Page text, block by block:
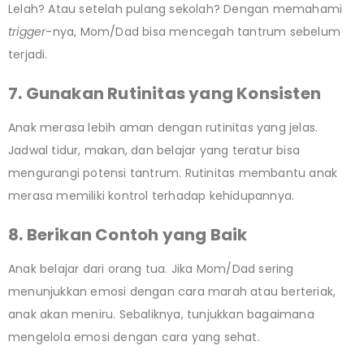
Lelah? Atau setelah pulang sekolah? Dengan memahami
trigger-nya, Mom/Dad bisa mencegah tantrum sebelum
terjadi.
7. Gunakan Rutinitas yang Konsisten
Anak merasa lebih aman dengan rutinitas yang jelas.
Jadwal tidur, makan, dan belajar yang teratur bisa
mengurangi potensi tantrum. Rutinitas membantu anak
merasa memiliki kontrol terhadap kehidupannya.
8. Berikan Contoh yang Baik
Anak belajar dari orang tua. Jika Mom/Dad sering
menunjukkan emosi dengan cara marah atau berteriak,
anak akan meniru. Sebaliknya, tunjukkan bagaimana
mengelola emosi dengan cara yang sehat.